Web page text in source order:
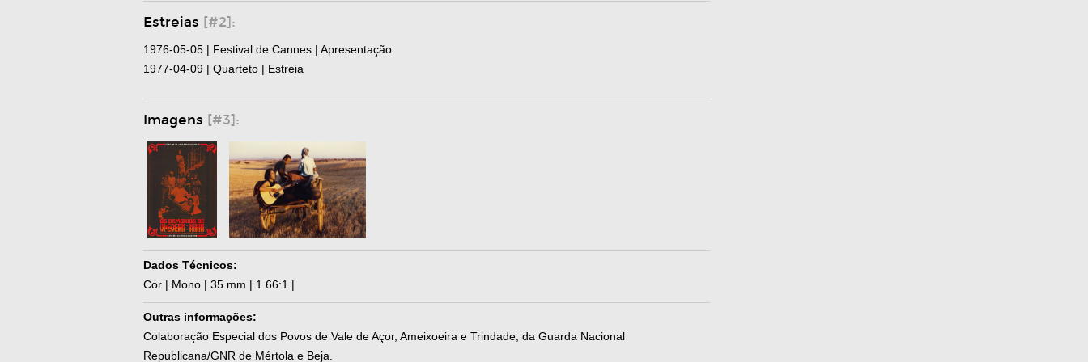
Estreias [#2]:
1976-05-05 | Festival de Cannes | Apresentação
1977-04-09 | Quarteto | Estreia
Imagens [#3]:
Dados Técnicos:
Cor | Mono | 35 mm | 1.66:1 |
Outras informações:
Colaboração Especial dos Povos de Vale de Açor, Ameixoeira e Trindade; da Guarda Nacional
Republicana/GNR de Mértola e Beja.